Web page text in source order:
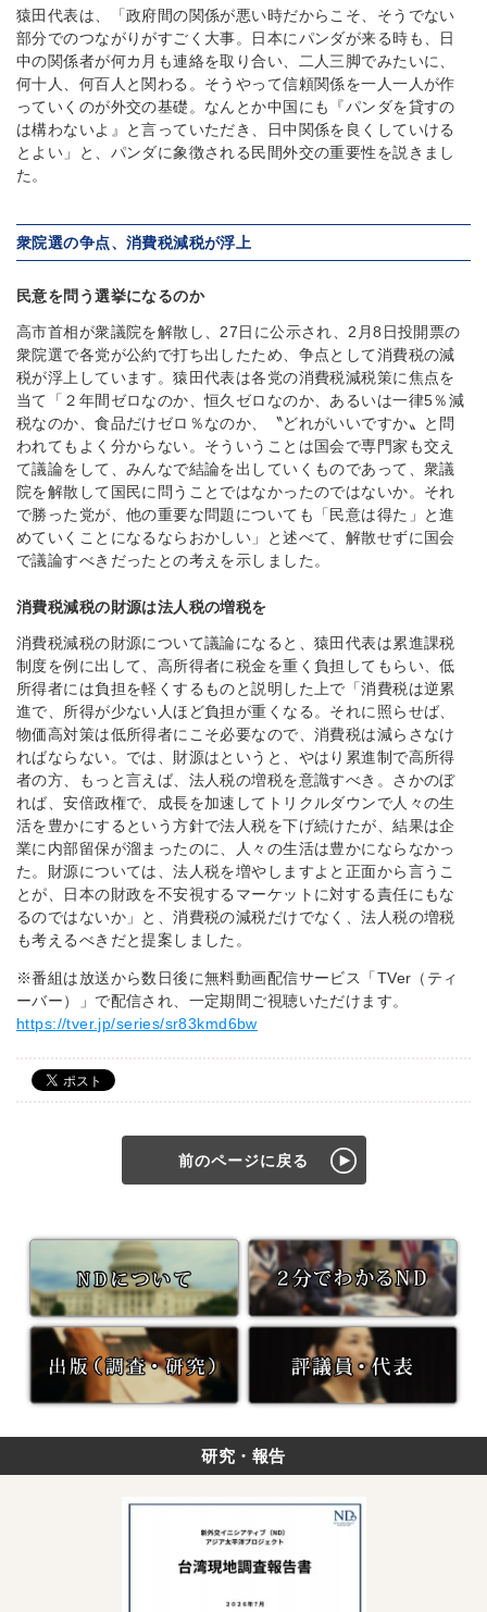
猿田代表は、「政府間の関係が悪い時だからこそ、そうでない
部分でのつながりがすごく大事。日本にパンダが来る時も、日
中の関係者が何カ月も連絡を取り合い、二人三脚でみたいに、
何十人、何百人と関わる。そうやって信頼関係を一人一人が作
っていくのが外交の基礎。なんとか中国にも『パンダを貸すの
は構わないよ』と言っていただき、日中関係を良くしていける
とよい」と、パンダに象徴される民間外交の重要性を説きまし
た。
衆院選の争点、消費税減税が浮上
民意を問う選挙になるのか
高市首相が衆議院を解散し、27日に公示され、2月8日投開票の
衆院選で各党が公約で打ち出したため、争点として消費税の減
税が浮上しています。猿田代表は各党の消費税減税策に焦点を
当て「２年間ゼロなのか、恒久ゼロなのか、あるいは一律5％減
税なのか、食品だけゼロ％なのか、〝どれがいいですか〟と問
われてもよく分からない。そういうことは国会で専門家も交え
て議論をして、みんなで結論を出していくものであって、衆議
院を解散して国民に問うことではなかったのではないか。それ
で勝った党が、他の重要な問題についても「民意は得た」と進
めていくことになるならおかしい」と述べて、解散せずに国会
で議論すべきだったとの考えを示しました。
消費税減税の財源は法人税の増税を
消費税減税の財源について議論になると、猿田代表は累進課税
制度を例に出して、高所得者に税金を重く負担してもらい、低
所得者には負担を軽くするものと説明した上で「消費税は逆累
進で、所得が少ない人ほど負担が重くなる。それに照らせば、
物価高対策は低所得者にこそ必要なので、消費税は減らさなけ
ればならない。では、財源はというと、やはり累進制で高所得
者の方、もっと言えば、法人税の増税を意識すべき。さかのぼ
れば、安倍政権で、成長を加速してトリクルダウンで人々の生
活を豊かにするという方針で法人税を下げ続けたが、結果は企
業に内部留保が溜まったのに、人々の生活は豊かにならなかっ
た。財源については、法人税を増やしますよと正面から言うこ
とが、日本の財政を不安視するマーケットに対する責任にもな
るのではないか」と、消費税の減税だけでなく、法人税の増税
も考えるべきだと提案しました。
※番組は放送から数日後に無料動画配信サービス「TVer（ティ
ーバー）
」で配信され、一定期間ご視聴いただけます。
https://tver.jp/series/sr83kmd6bw
前のページに戻る
研究・報告